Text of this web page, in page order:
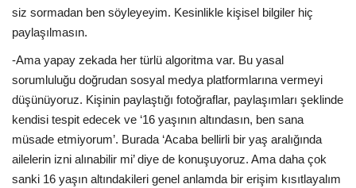
siz sormadan ben söyleyeyim. Kesinlikle kişisel bilgiler hiç
paylaşılmasın.
-Ama yapay zekada her türlü algoritma var. Bu yasal
sorumluluğu doğrudan sosyal medya platformlarına vermeyi
düşünüyoruz. Kişinin paylaştığı fotoğraflar, paylaşımları şeklinde
kendisi tespit edecek ve ‘16 yaşının altındasın, ben sana
müsade etmiyorum’. Burada ‘Acaba bellirli bir yaş aralığında
ailelerin izni alınabilir mi’ diye de konuşuyoruz. Ama daha çok
sanki 16 yaşın altındakileri genel anlamda bir erişim kısıtlayalım